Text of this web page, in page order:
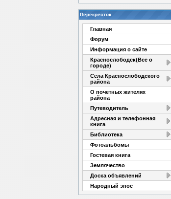
Перекресток
Главная
Форум
Информация о сайте
Краснослободск(Все о
городе)
Села Краснослободского
района
О почетных жителях
района
Путеводитель
Адресная и телефонная
книга
Библиотека
Фотоальбомы
Гостевая книга
Землячество
Доска объявлений
Народный эпос